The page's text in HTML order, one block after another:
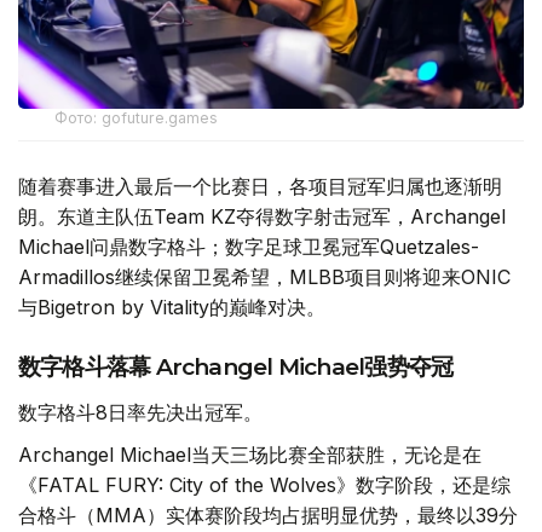
Фото: gofuture.games
随着赛事进入最后一个比赛日，各项目冠军归属也逐渐明
朗。东道主队伍Team KZ夺得数字射击冠军，Archangel
Michael问鼎数字格斗；数字足球卫冕冠军Quetzales-
Armadillos继续保留卫冕希望，MLBB项目则将迎来ONIC
与Bigetron by Vitality的巅峰对决。
数字格斗落幕 Archangel Michael强势夺冠
数字格斗8日率先决出冠军。
Archangel Michael当天三场比赛全部获胜，无论是在
《FATAL FURY: City of the Wolves》数字阶段，还是综
合格斗（MMA）实体赛阶段均占据明显优势，最终以39分